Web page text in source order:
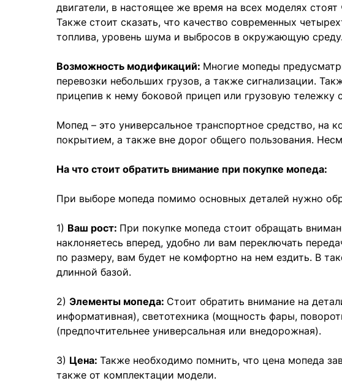
двигатели, в настоящее же время на всех моделях
Также стоит сказать, что качество современных
топлива, уровень шума и выбросов в окружающую
Возможность модификаций: Многие мопеды
перевозки небольших грузов, а также сигнализации.
прицепив к нему боковой прицеп или грузовую тележку
Мопед – это универсальное транспортное средство,
покрытием, а также вне дорог общего пользования.
На что стоит обратить внимание при покупке мопеда:
При выборе мопеда помимо основных деталей нужно
1) Ваш рост: При покупке мопеда стоит обращать
наклоняетесь вперед, удобно ли вам переключать
по размеру, вам будет не комфортно на нем ездить. В
длинной базой.
2) Элементы мопеда: Стоит обратить внимание на
информативная), светотехника (мощность фары,
(предпочтительнее универсальная или внедорожная).
3) Цена: Также необходимо помнить, что цена мопеда
также от комплектации модели.